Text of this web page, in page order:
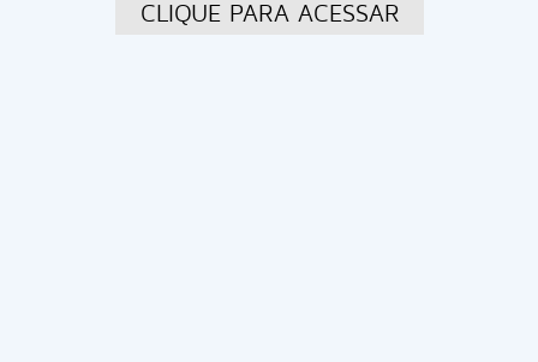
CLIQUE PARA ACESSAR